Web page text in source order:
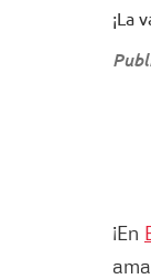
¡La
¡En